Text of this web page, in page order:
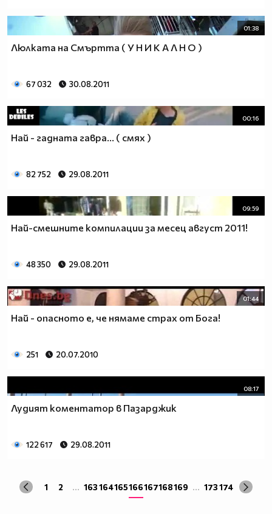
01:38
Люлката на Смъртта ( У Н И К А Л Н О )
67 032 30.08.2011
00:16
Най - гадната гавра... ( смях )
82 752 29.08.2011
09:59
Най-смешните компилации за месец август 2011!
48 350 29.08.2011
01:44
Най - опасното е, че нямаме страх от Бога!
251 20.07.2010
08:17
Лудият коментатор в Пазарджик
122 617 29.08.2011
1 2 ... 163164165166167168169 ... 173174